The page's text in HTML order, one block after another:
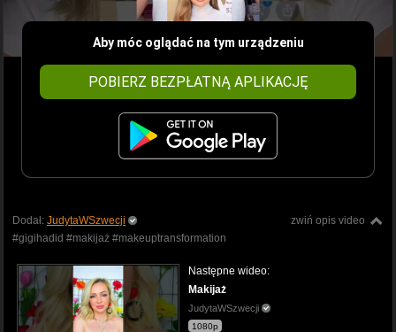
Aby móc oglądać na tym urządzeniu
POBIERZ BEZPŁATNĄ APLIKACJĘ
zwiń opis video
Dodał: JudytaWSzwecji
#gigihadid #makijaż #makeuptransformation
Następne wideo:
Makijaż
JudytaWSzwecji
1080p